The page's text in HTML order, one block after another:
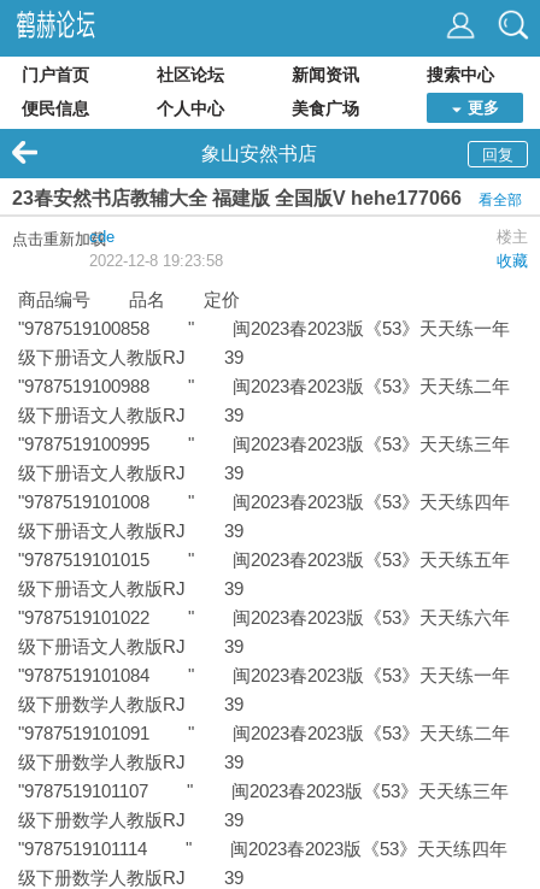
门户首页 社区论坛 新闻资讯
搜索中心
便民信息
个人中心 美食广场 更多
回复
象山安然书店
23春安然书店教辅大全 福建版 全国版V hehe177066 看全部
点击重新加载 楼主
cde
收藏
2022-12-8 19:23:58
商品编号 品名 定价
"9787519100858 " 闽2023春2023版《53》天天练一年
级下册语文人教版RJ 39
"9787519100988 " 闽2023春2023版《53》天天练二年
级下册语文人教版RJ 39
"9787519100995 " 闽2023春2023版《53》天天练三年
级下册语文人教版RJ 39
"9787519101008 " 闽2023春2023版《53》天天练四年
级下册语文人教版RJ 39
"9787519101015 " 闽2023春2023版《53》天天练五年
级下册语文人教版RJ 39
"9787519101022 " 闽2023春2023版《53》天天练六年
级下册语文人教版RJ 39
"9787519101084 " 闽2023春2023版《53》天天练一年
级下册数学人教版RJ 39
"9787519101091 " 闽2023春2023版《53》天天练二年
级下册数学人教版RJ 39
"9787519101107 " 闽2023春2023版《53》天天练三年
级下册数学人教版RJ 39
"9787519101114 " 闽2023春2023版《53》天天练四年
级下册数学人教版RJ 39